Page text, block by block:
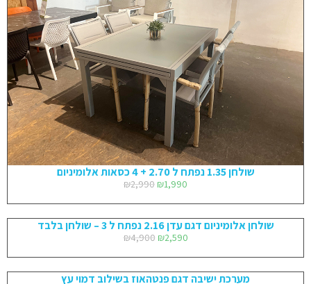
שולחן 1.35 נפתח ל 2.70 + 4 כסאות אלומיניום
₪2,990 ₪1,990
שולחן אלומיניום דגם עדן 2.16 נפתח ל 3 – שולחן בלבד
₪4,900 ₪2,590
מערכת ישיבה דגם פנטהאוז בשילוב דמוי עץ